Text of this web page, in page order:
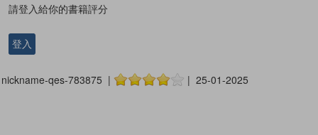
請登入給你的書籍評分
登入
nickname-qes-783875 | | 25-01-2025